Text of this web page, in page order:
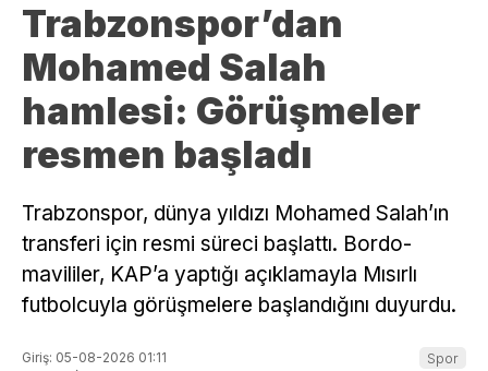
Trabzonspor’dan
Mohamed Salah
hamlesi: Görüşmeler
resmen başladı
Trabzonspor, dünya yıldızı Mohamed Salah’ın
transferi için resmi süreci başlattı. Bordo-
mavililer, KAP’a yaptığı açıklamayla Mısırlı
futbolcuyla görüşmelere başlandığını duyurdu.
Giriş: 05-08-2026 01:11
Spor